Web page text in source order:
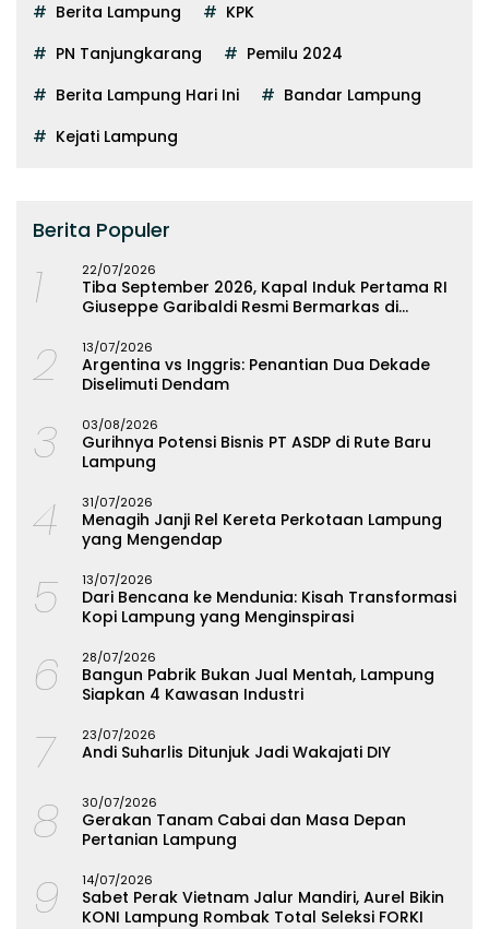
Berita Lampung
KPK
PN Tanjungkarang
Pemilu 2024
Berita Lampung Hari Ini
Bandar Lampung
Kejati Lampung
Berita Populer
1 22/07/2026
Tiba September 2026, Kapal Induk Pertama RI
Giuseppe Garibaldi Resmi Bermarkas di
2 13/07/2026
Argentina vs Inggris: Penantian Dua Dekade
Diselimuti Dendam
3 03/08/2026
Gurihnya Potensi Bisnis PT ASDP di Rute Baru
Lampung
4 31/07/2026
Menagih Janji Rel Kereta Perkotaan Lampung
yang Mengendap
5 13/07/2026
Dari Bencana ke Mendunia: Kisah Transformasi
Kopi Lampung yang Menginspirasi
6 28/07/2026
Bangun Pabrik Bukan Jual Mentah, Lampung
Siapkan 4 Kawasan Industri
7 23/07/2026
Andi Suharlis Ditunjuk Jadi Wakajati DIY
8 30/07/2026
Gerakan Tanam Cabai dan Masa Depan
Pertanian Lampung
9 14/07/2026
Sabet Perak Vietnam Jalur Mandiri, Aurel Bikin
KONI Lampung Rombak Total Seleksi FORKI